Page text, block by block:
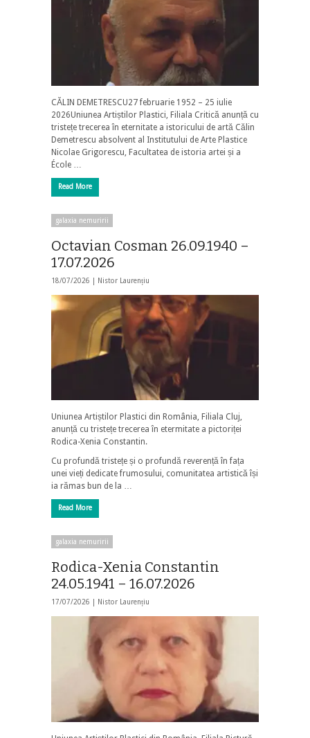
CĂLIN DEMETRESCU27 februarie 1952 – 25 iulie
2026Uniunea Artiștilor Plastici, Filiala Critică anunță cu
tristețe trecerea în eternitate a istoricului de artă Călin
Demetrescu absolvent al Institutului de Arte Plastice
Nicolae Grigorescu, Facultatea de istoria artei și a
École …
Read More
galaxia nemuririi
Octavian Cosman 26.09.1940 –
17.07.2026
18/07/2026 | Nistor Laurențiu
Uniunea Artiștilor Plastici din România, Filiala Cluj,
anunță cu tristețe trecerea în etermitate a pictoriței
Rodica-Xenia Constantin.
Cu profundă tristețe și o profundă reverență în fața
unei vieți dedicate frumosului, comunitatea artistică își
ia rămas bun de la …
Read More
galaxia nemuririi
Rodica-Xenia Constantin
24.05.1941 – 16.07.2026
17/07/2026 | Nistor Laurențiu